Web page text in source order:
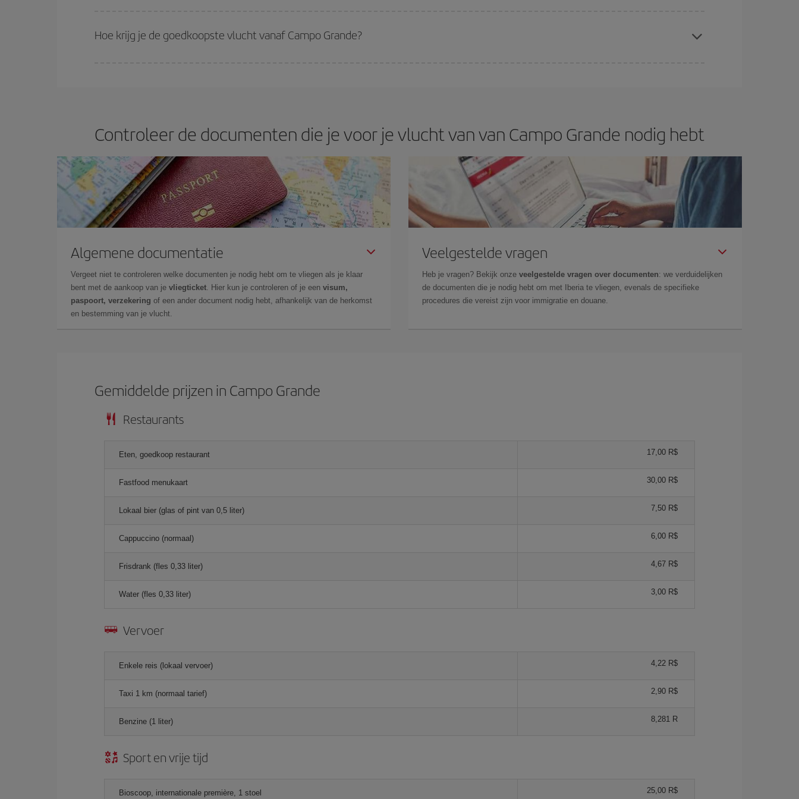
Hoe krijg je de goedkoopste vlucht vanaf Campo Grande?
Controleer de documenten die je voor je vlucht van van Campo Grande nodig hebt
Algemene documentatie
Vergeet niet te controleren welke documenten je nodig hebt om te vliegen als je klaar
bent met de aankoop van je vliegticket . Hier kun je controleren of je een visum,
paspoort, verzekering of een ander document nodig hebt, afhankelijk van de herkomst
en bestemming van je vlucht.
Veelgestelde vragen
Heb je vragen? Bekijk onze veelgestelde vragen over documenten: we verduidelijken
de documenten die je nodig hebt om met Iberia te vliegen, evenals de specifieke
procedures die vereist zijn voor immigratie en douane.
Gemiddelde prijzen in Campo Grande
Restaurants
Eten, goedkoop restaurant 17,00 R$
Fastfood menukaart 30,00 R$
Lokaal bier (glas of pint van 0,5 liter) 7,50 R$
Cappuccino (normaal) 6,00 R$
Frisdrank (fles 0,33 liter) 4,67 R$
Water (fles 0,33 liter) 3,00 R$
Vervoer
Enkele reis (lokaal vervoer) 4,22 R$
Taxi 1 km (normaal tarief) 2,90 R$
Benzine (1 liter) 8,281 R
Sport en vrije tijd
Bioscoop, internationale première, 1 stoel 25,00 R$